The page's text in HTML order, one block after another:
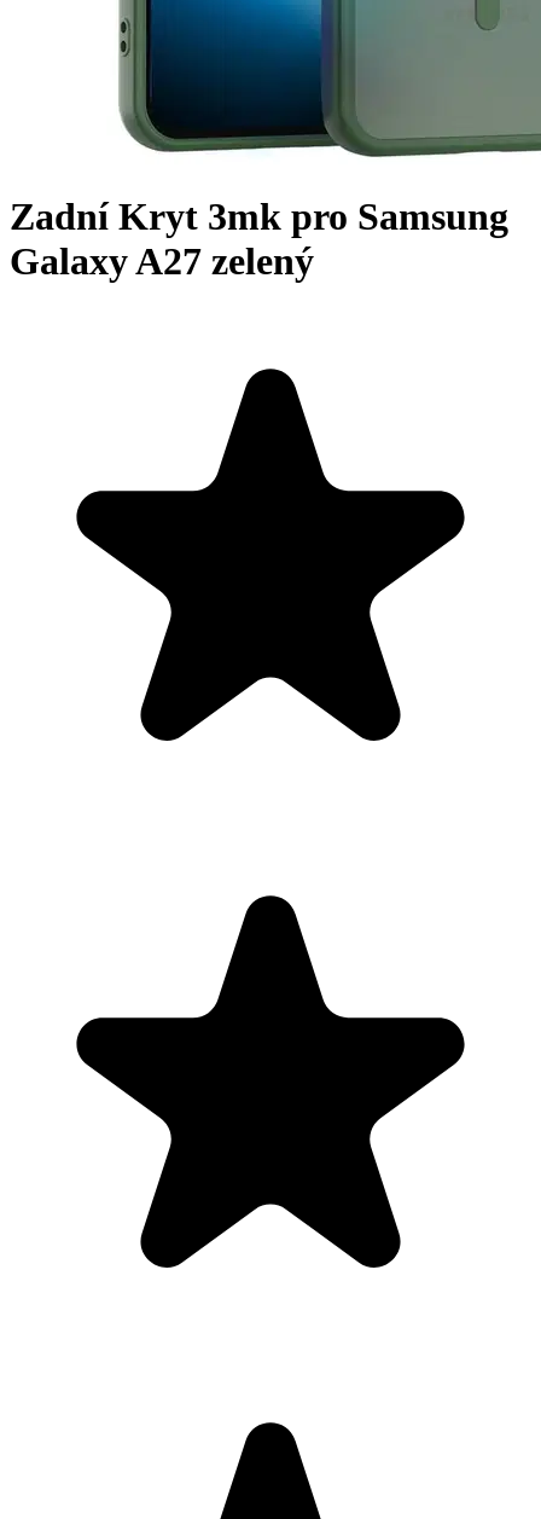
Zadní Kryt 3mk pro Samsung
Galaxy A27 zelený